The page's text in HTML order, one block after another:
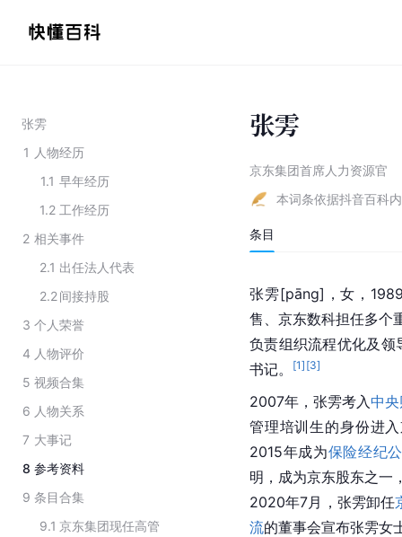
张雱
1 人物经历
1.1 早年经历
1.2 工作经历
2 相关事件
2.1 出任法人代表
2.2间接持股
3 个人荣誉
4 人物评价
5 视频合集
6 人物关系
7 大事记
8 参考资料
9 条目合集
9.1 京东集团现任高管
张雱
京东集团首席人力资源官
本词条依据抖音百科
条目
张雱[pāng]，女，
售、京东数科担任多个
负责组织流程优化及领
书记。
[1] [3]
2007年，张雱考入中
管理培训生的身份进
2015年成为保险经纪
明，成为京东股东之一
2020年7月，张雱卸任
流的董事会宣布张雱女